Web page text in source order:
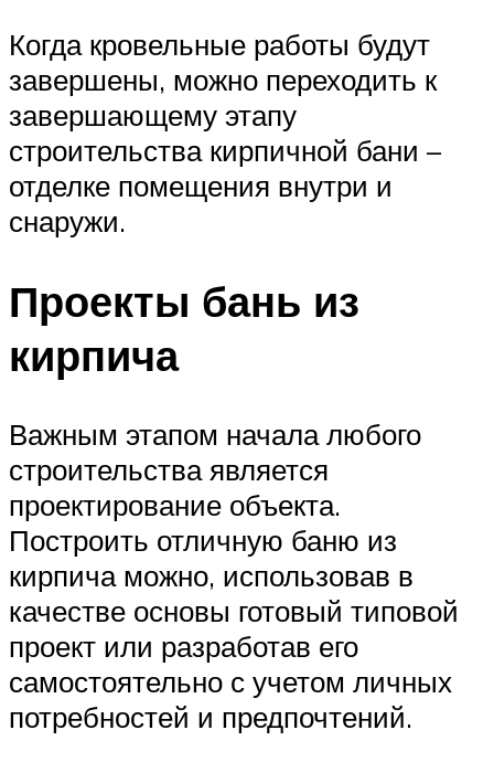
Когда кровельные работы будут
завершены, можно переходить к
завершающему этапу
строительства кирпичной бани –
отделке помещения внутри и
снаружи.
Проекты бань из
кирпича
Важным этапом начала любого
строительства является
проектирование объекта.
Построить отличную баню из
кирпича можно, использовав в
качестве основы готовый типовой
проект или разработав его
самостоятельно с учетом личных
потребностей и предпочтений.